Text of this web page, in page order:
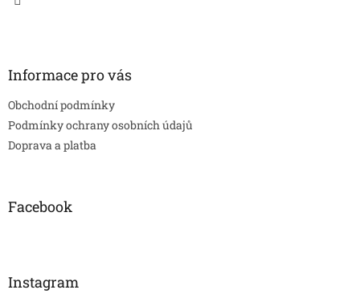
Informace pro vás
Obchodní podmínky
Podmínky ochrany osobních údajů
Doprava a platba
Facebook
Instagram